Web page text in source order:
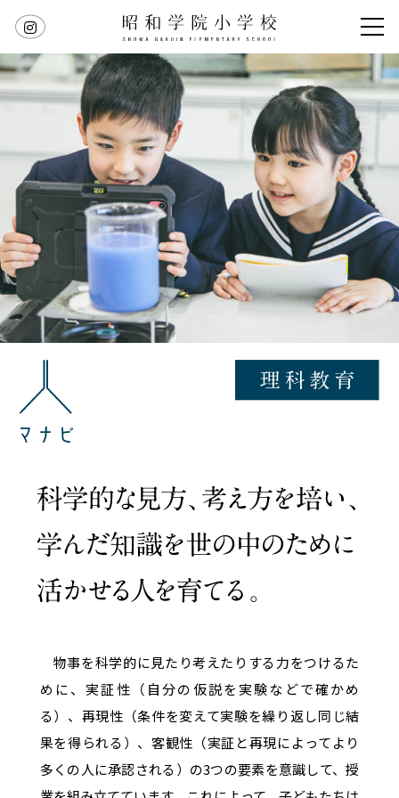
物事を科学的に見たり考えたりする力をつけるた
めに、実証性（自分の仮説を実験などで確かめ
る）、再現性（条件を変えて実験を繰り返し同じ結
果を得られる）、客観性（実証と再現によってより
多くの人に承認される）の3つの要素を意識して、授